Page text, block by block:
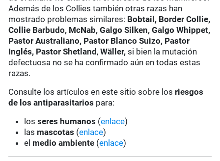
Además de los Collies también otras razas han
mostrado problemas similares: Bobtail, Border Collie,
Collie Barbudo, McNab, Galgo Silken, Galgo Whippet,
Pastor Australiano, Pastor Blanco Suizo, Pastor
Inglés, Pastor Shetland ,Wäller,si bien la mutación
defectuosa no se ha confirmado aún en todas estas
razas.
Consulte los artículos en este sitio sobre los riesgos
de los antiparasitarios para:
losseres humanos (enlace)
las mascotas (enlace)
el medio ambiente (enlace)